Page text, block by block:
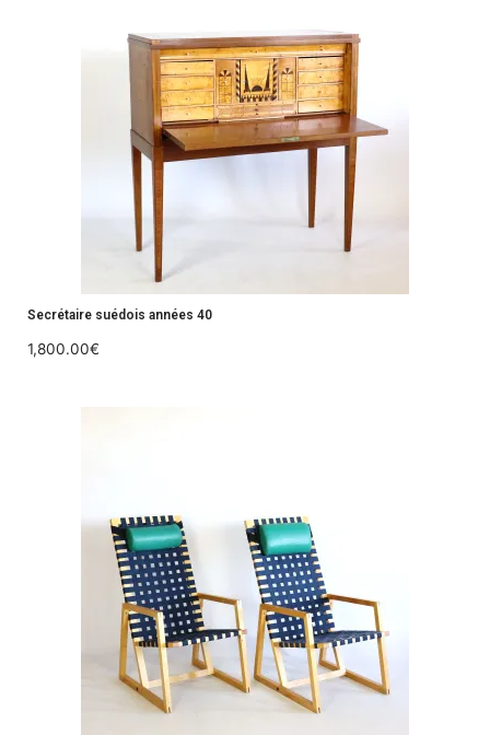
Secrétaire suédois années 40
1,800.00€